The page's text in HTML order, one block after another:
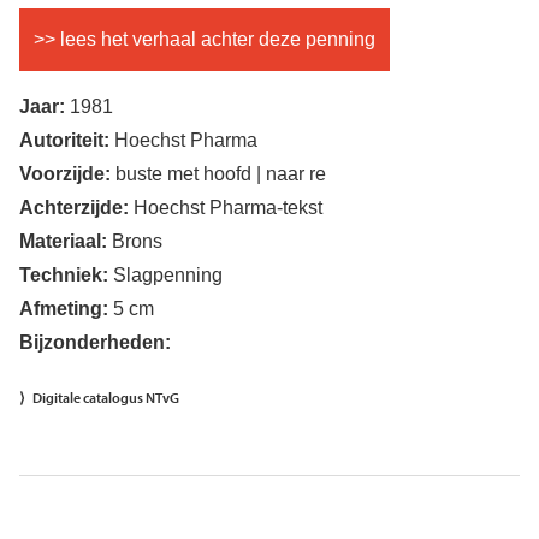
>> lees het verhaal achter deze penning
Jaar: 1981
Autoriteit: Hoechst Pharma
Voorzijde: buste met hoofd | naar re
Achterzijde: Hoechst Pharma-tekst
Materiaal: Brons
Techniek: Slagpenning
Afmeting: 5 cm
Bijzonderheden:
Digitale catalogus NTvG